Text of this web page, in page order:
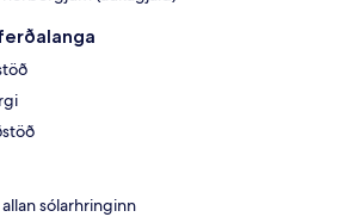
sólarhringinn